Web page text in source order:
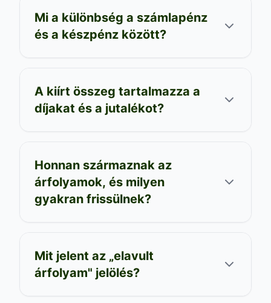
Mi a különbség a számlapénz
és a készpénz között?
A kiírt összeg tartalmazza a
díjakat és a jutalékot?
Honnan származnak az
árfolyamok, és milyen
gyakran frissülnek?
Mit jelent az „elavult
árfolyam" jelölés?